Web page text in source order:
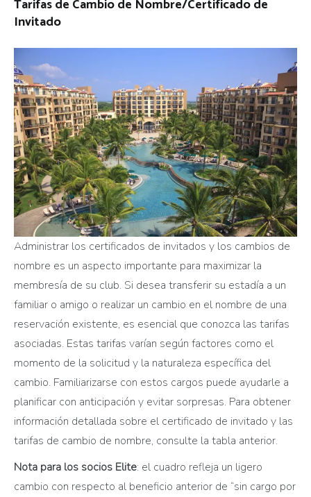
Tarifas de Cambio de Nombre/Certificado de
Invitado
Administrar los certificados de invitados y los cambios de
nombre es un aspecto importante para maximizar la
membresía de su club. Si desea transferir su estadía a un
familiar o amigo o realizar un cambio en el nombre de una
reservación existente, es esencial que conozca las tarifas
asociadas. Estas tarifas varían según factores como el
momento de la solicitud y la naturaleza específica del
cambio. Familiarizarse con estos cargos puede ayudarle a
planificar con anticipación y evitar sorpresas. Para obtener
información detallada sobre el certificado de invitado y las
tarifas de cambio de nombre, consulte la tabla anterior.
Nota para los socios Elite: el cuadro refleja un ligero
cambio con respecto al beneficio anterior de “sin cargo por